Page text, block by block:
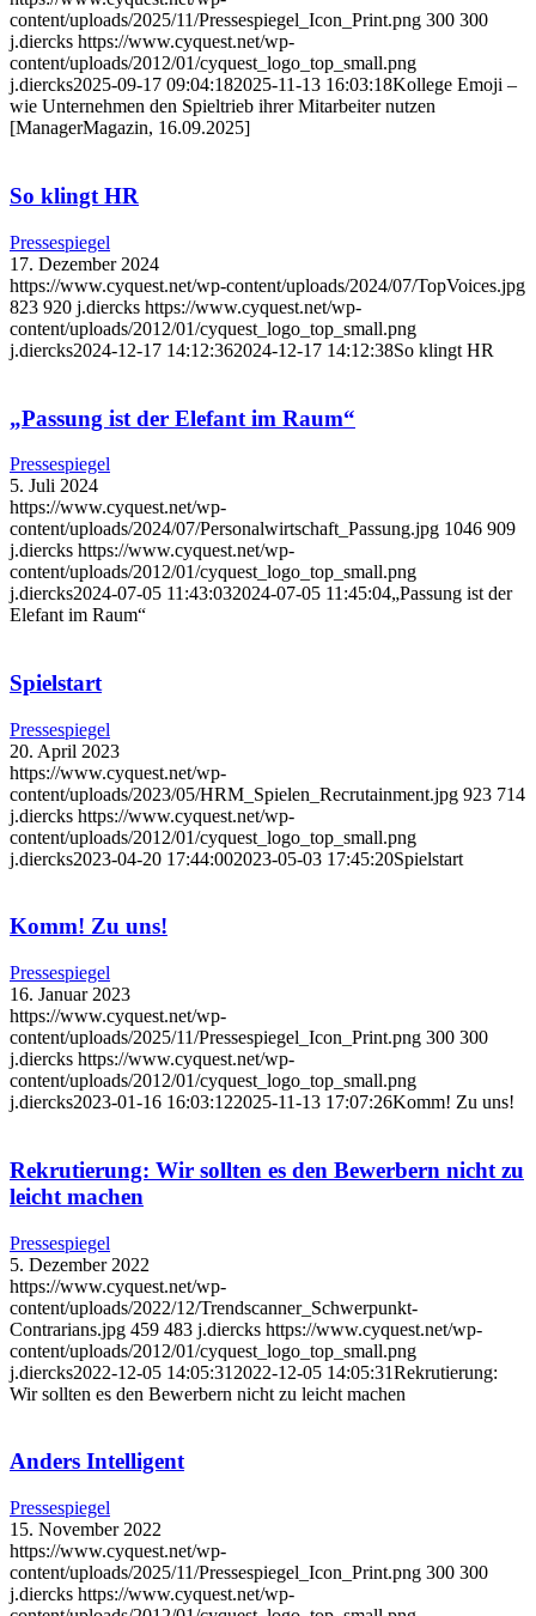
content/uploads/2025/11/Pressespiegel_Icon_Print.png 300 300
j.diercks https://www.cyquest.net/wp-
content/uploads/2012/01/cyquest_logo_top_small.png
j.diercks2025-09-17 09:04:182025-11-13 16:03:18Kollege Emoji –
wie Unternehmen den Spieltrieb ihrer Mitarbeiter nutzen
[ManagerMagazin, 16.09.2025]
So klingt HR
Pressespiegel
17. Dezember 2024
https://www.cyquest.net/wp-content/uploads/2024/07/TopVoices.jpg
823 920 j.diercks https://www.cyquest.net/wp-
content/uploads/2012/01/cyquest_logo_top_small.png
j.diercks2024-12-17 14:12:362024-12-17 14:12:38So klingt HR
„Passung ist der Elefant im Raum“
Pressespiegel
5. Juli 2024
https://www.cyquest.net/wp-
content/uploads/2024/07/Personalwirtschaft_Passung.jpg 1046 909
j.diercks https://www.cyquest.net/wp-
content/uploads/2012/01/cyquest_logo_top_small.png
j.diercks2024-07-05 11:43:032024-07-05 11:45:04„Passung ist der
Elefant im Raum“
Spielstart
Pressespiegel
20. April 2023
https://www.cyquest.net/wp-
content/uploads/2023/05/HRM_Spielen_Recrutainment.jpg 923 714
j.diercks https://www.cyquest.net/wp-
content/uploads/2012/01/cyquest_logo_top_small.png
j.diercks2023-04-20 17:44:002023-05-03 17:45:20Spielstart
Komm! Zu uns!
Pressespiegel
16. Januar 2023
https://www.cyquest.net/wp-
content/uploads/2025/11/Pressespiegel_Icon_Print.png 300 300
j.diercks https://www.cyquest.net/wp-
content/uploads/2012/01/cyquest_logo_top_small.png
j.diercks2023-01-16 16:03:122025-11-13 17:07:26Komm! Zu uns!
Rekrutierung: Wir sollten es den Bewerbern nicht zu
leicht machen
Pressespiegel
5. Dezember 2022
https://www.cyquest.net/wp-
content/uploads/2022/12/Trendscanner_Schwerpunkt-
Contrarians.jpg 459 483 j.diercks https://www.cyquest.net/wp-
content/uploads/2012/01/cyquest_logo_top_small.png
j.diercks2022-12-05 14:05:31 2022-12-05 14:05:31Rekrutierung:
Wir sollten es den Bewerbern nicht zu leicht machen
Anders Intelligent
Pressespiegel
15. November 2022
https://www.cyquest.net/wp-
content/uploads/2025/11/Pressespiegel_Icon_Print.png 300 300
j.diercks https://www.cyquest.net/wp-